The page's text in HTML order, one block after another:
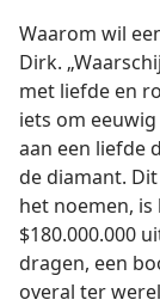
Waarom wil
Dirk.
met liefde en
iets om
aan een liefde
de diamant.
het noemen, is
$180.000.000
dragen, een
overal ter